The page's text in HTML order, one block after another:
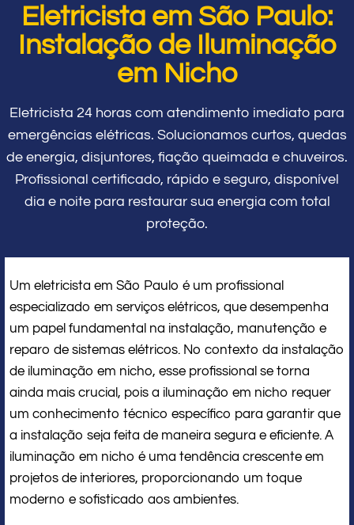
Eletricista em São Paulo:
Instalação de Iluminação
em Nicho
Eletricista 24 horas com atendimento imediato para
emergências elétricas. Solucionamos curtos, quedas
de energia, disjuntores, fiação queimada e chuveiros.
Profissional certificado, rápido e seguro, disponível
dia e noite para restaurar sua energia com total
proteção.
Um eletricista em São Paulo é um profissional
especializado em serviços elétricos, que desempenha
um papel fundamental na instalação, manutenção e
reparo de sistemas elétricos. No contexto da instalação
de iluminação em nicho, esse profissional se torna
ainda mais crucial, pois a iluminação em nicho requer
um conhecimento técnico específico para garantir que
a instalação seja feita de maneira segura e eficiente. A
iluminação em nicho é uma tendência crescente em
projetos de interiores, proporcionando um toque
moderno e sofisticado aos ambientes.